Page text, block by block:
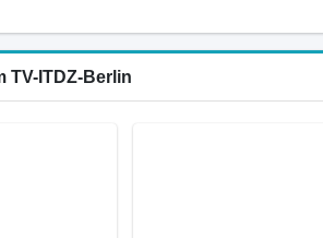
TV-ITDZ-Berlin